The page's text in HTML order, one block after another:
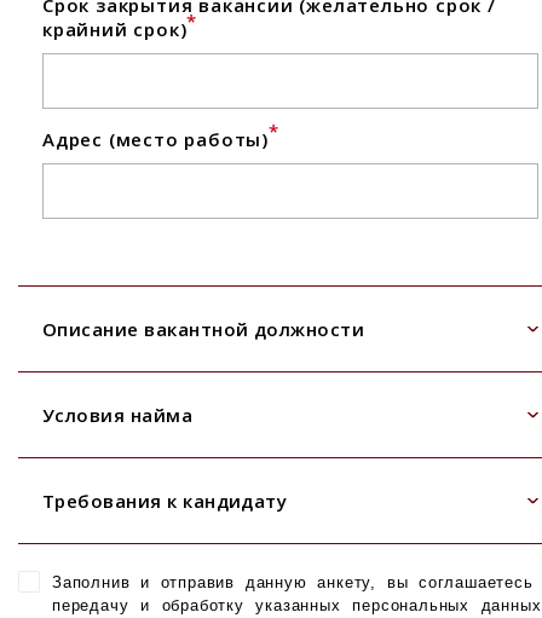
Срок закрытия вакансии (желательно срок /
крайний срок)*
Адрес (место работы)*
Описание вакантной должности
Условия найма
Требования к кандидату
Заполнив и отправив данную анкету, вы соглашаетесь
передачу и обработку указанных персональных